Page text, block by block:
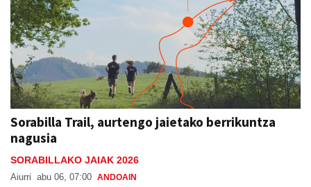
Sorabilla Trail, aurtengo jaietako berrikuntza
nagusia
SORABILLAKO JAIAK 2026
Aiurri abu 06, 07:00 ANDOAIN